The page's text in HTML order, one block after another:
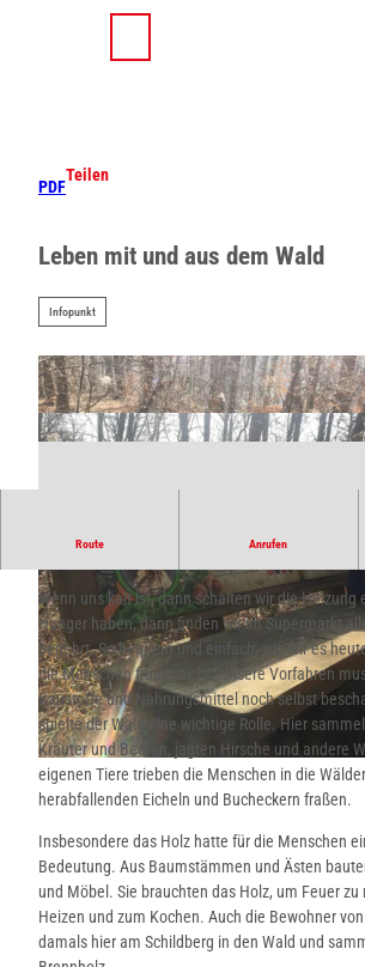
PDF
Teilen
Leben mit und aus dem Wald
Infopunkt
© Lügde Marketing e.V. | CC-BY-SA
© Lügde Marketing e.V. | CC-BY-SA
Route Anrufen
Wenn uns kalt ist, dann schalten wir die Heizung
Hunger haben, dann finden wir im Supermarkt
begehrt. So bequem und einfach, wie wir es
die Menschen früher nicht. Unsere Vorfahren
Baustoffe und Nahrungsmittel noch selbst
spielte der Wald eine wichtige Rolle. Hier
Kräuter und Beeren, jagten Hirsche und andere
eigenen Tiere trieben die Menschen in die
herabfallenden Eicheln und Bucheckern fraßen.
Insbesondere das Holz hatte für die Menschen
Bedeutung. Aus Baumstämmen und Ästen
und Möbel. Sie brauchten das Holz, um Feuer zu
Heizen und zum Kochen. Auch die Bewohner
damals hier am Schildberg in den Wald und